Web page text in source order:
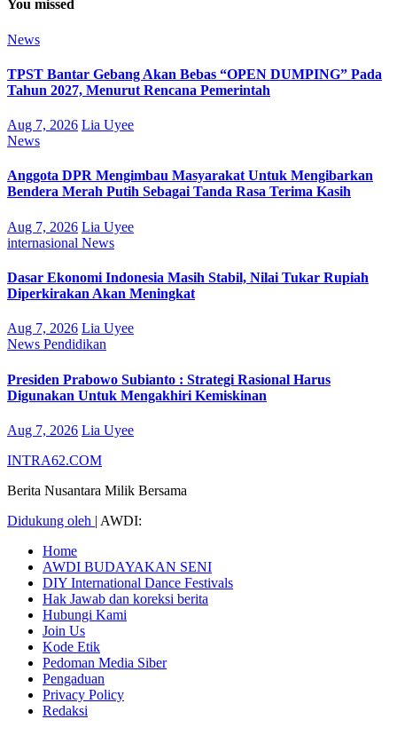
You missed
News
TPST Bantar Gebang Akan Bebas “OPEN DUMPING” Pada
Tahun 2027, Menurut Rencana Pemerintah
Aug 7, 2026 Lia Uyee
News
Anggota DPR Mengimbau Masyarakat Untuk Mengibarkan
Bendera Merah Putih Sebagai Tanda Rasa Terima Kasih
Aug 7, 2026 Lia Uyee
internasional News
Dasar Ekonomi Indonesia Masih Stabil, Nilai Tukar Rupiah
Diperkirakan Akan Meningkat
Aug 7, 2026 Lia Uyee
News Pendidikan
Presiden Prabowo Subianto : Strategi Rasional Harus
Digunakan Untuk Mengakhiri Kemiskinan
Aug 7, 2026 Lia Uyee
INTRA62.COM
Berita Nusantara Milik Bersama
Didukung oleh | AWDI:
Home
AWDI BUDAYAKAN SENI
DIY International Dance Festivals
Hak Jawab dan koreksi berita
Hubungi Kami
Join Us
Kode Etik
Pedoman Media Siber
Pengaduan
Privacy Policy
Redaksi